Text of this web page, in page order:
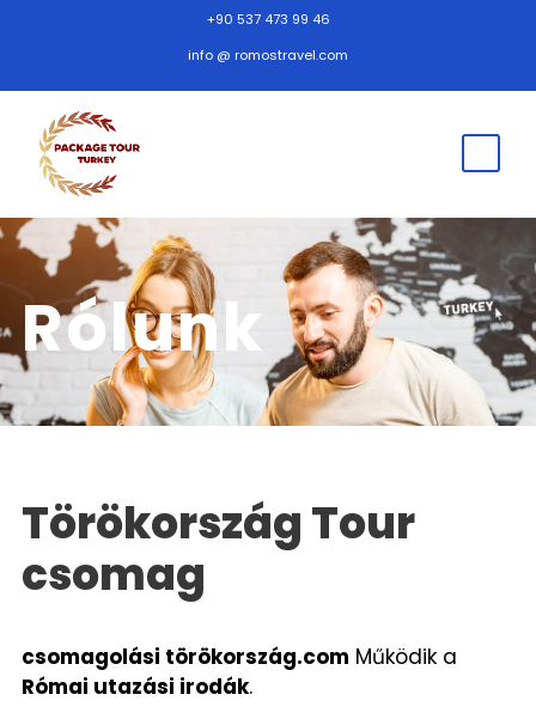
+90 537 473 99 46
info @ romostravel.com
Rólunk
Törökország Tour
csomag
csomagolási törökország.com Működik a
Római utazási irodák.